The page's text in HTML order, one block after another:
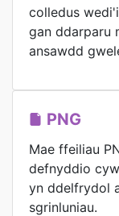
colledus
gan ddarparu
ansawdd
PNG
Mae ffeiliau
defnyddio
yn ddelfrydol
sgrinluniau.